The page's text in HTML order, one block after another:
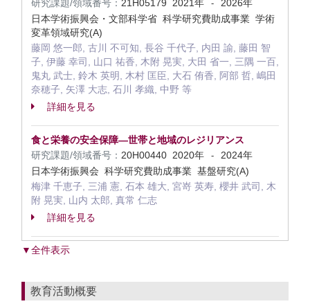
研究課題/領域番号： 21H05179 2021年 -
2026年
日本学術振興会・文部科学省 科学研究費助成事業 学術
変革領域研究(A)
藤岡 悠一郎, 古川 不可知, 長谷 千代子, 内田 諭, 藤田 智
子, 伊藤 幸司, 山口 祐香, 木附 晃実, 大田 省一, 三隅 一百,
鬼丸 武士, 鈴木 英明, 木村 匡臣, 大石 侑香, 阿部 哲, 嶋田
奈穂子, 矢澤 大志, 石川 孝織, 中野 等
詳細を見る
食と栄養の安全保障―世帯と地域のレジリアンス
研究課題/領域番号： 20H00440 2020年 -
2024年
日本学術振興会 科学研究費助成事業 基盤研究(A)
梅津 千恵子, 三浦 憲, 石本 雄大, 宮嵜 英寿, 櫻井 武司, 木
附 晃実, 山内 太郎, 真常 仁志
詳細を見る
▼全件表示
教育活動概要